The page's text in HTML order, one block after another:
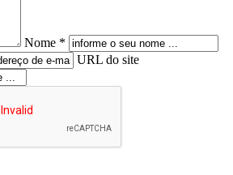
Nome *
URL do site